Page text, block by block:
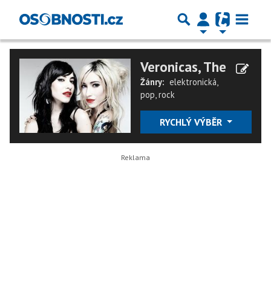
Veronicas, The
Žánry: elektronická,
pop,rock
RYCHLÝ VÝBĚR